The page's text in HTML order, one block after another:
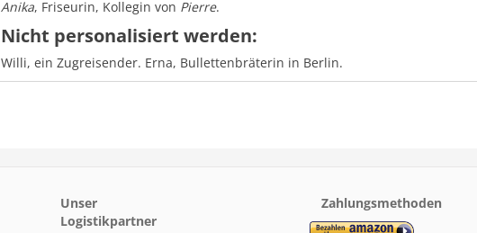
Anika, Friseurin, Kollegin von Pierre.
Nicht personalisiert werden:
Willi, ein Zugreisender. Erna, Bullettenbräterin in Berlin.
Unser
Logistikpartner
Zahlungsmethoden